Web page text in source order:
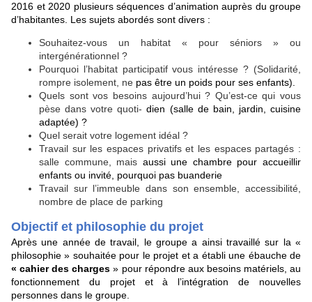
2016 et 2020 plusieurs séquences d’animation auprès du groupe
d’habitantes. Les sujets abordés sont divers :
Souhaitez-vous un habitat « pour séniors » ou
intergénérationnel ?
Pourquoi l’habitat participatif vous intéresse ? (Solidarité,
rompre isolement, ne pas être un poids pour ses enfants).
Quels sont vos besoins aujourd’hui ? Qu’est-ce qui vous
pèse dans votre quoti-dien (salle de bain, jardin, cuisine
adaptée) ?
Quel serait votre logement idéal ?
Travail sur les espaces privatifs et les espaces partagés :
salle commune, mais aussi une chambre pour accueillir
enfants ou invité, pourquoi pas buanderie
Travail sur l’immeuble dans son ensemble, accessibilité,
nombre de place de parking
Objectif et philosophie du projet
Après une année de travail, le groupe a ainsi travaillé sur la «
philosophie » souhaitée pour le projet et a établi une ébauche de
« cahier des charges » pour répondre aux besoins matériels, au
fonctionnement du projet et à l’intégration de nouvelles
personnes dans le groupe.